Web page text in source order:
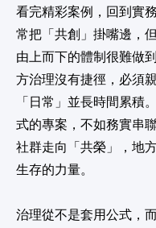
看完精彩案例，回到實
常把「共創」掛嘴邊，
由上而下的體制很難做
方治理沒有捷徑，必須
「日常」並長時間累積
式的專案，不如務實串
社群走向「共榮」，地
生存的力量。
治理從不是套用公式，